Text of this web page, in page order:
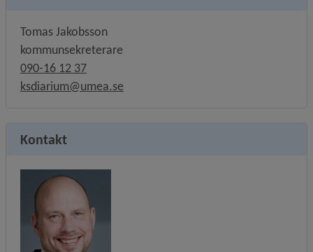
Tomas Jakobsson
kommunsekreterare
090-16 12 37
ksdiarium@umea.se
Kontakt